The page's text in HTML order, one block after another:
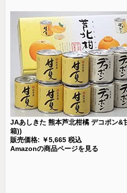
JAあしきた 熊本芦北柑橘 デコポン&
箱))
販売価格: ￥5,665 税込
Amazonの商品ページを見る